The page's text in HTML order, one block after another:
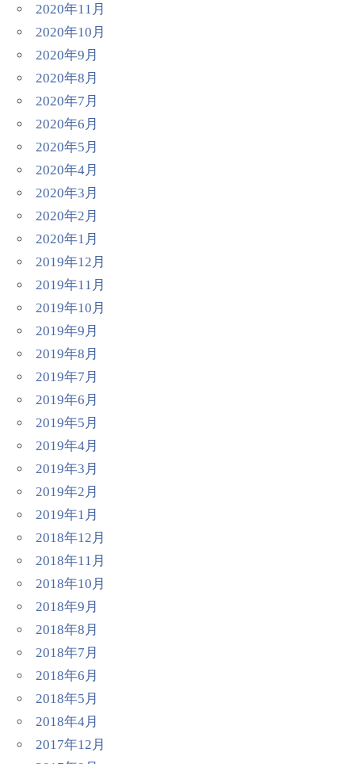
2020年11月
2020年10月
2020年9月
2020年8月
2020年7月
2020年6月
2020年5月
2020年4月
2020年3月
2020年2月
2020年1月
2019年12月
2019年11月
2019年10月
2019年9月
2019年8月
2019年7月
2019年6月
2019年5月
2019年4月
2019年3月
2019年2月
2019年1月
2018年12月
2018年11月
2018年10月
2018年9月
2018年8月
2018年7月
2018年6月
2018年5月
2018年4月
2017年12月